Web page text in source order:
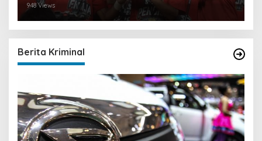
948 Views
Berita Kriminal